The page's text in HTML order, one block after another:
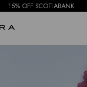
15% OFF SCOTIABANK